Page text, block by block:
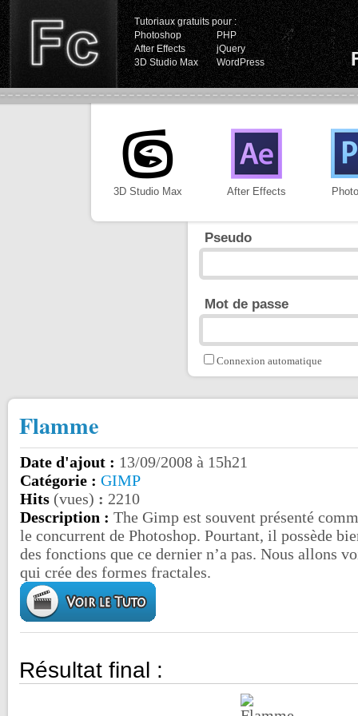
Tutoriaux gratuits pour :
Photoshop
PHP
After Effects
jQuery
3D Studio Max
WordPress
3D Studio Max After Effects
Pseudo
Mot de passe
Connexion automatique
Flamme
Date d'ajout : 13/09/2008 à 15h21
Catégorie : GIMP
Hits (vues) : 2210
Description : The Gimp est souvent présenté
le concurrent de Photoshop. Pourtant, il possède
des fonctions que ce dernier n’a pas. Nous allons
qui crée des formes fractales.
Résultat final :